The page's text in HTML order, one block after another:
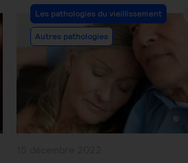
Post
Category:
Les pathologies du vieillissement
Autres pathologies